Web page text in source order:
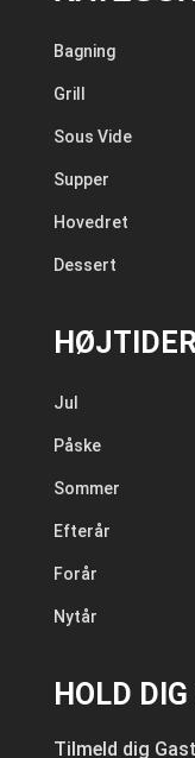
Bagning
Grill
Sous Vide
Supper
Hovedret
Dessert
Jul
Påske
Sommer
Efterår
Forår
Nytår
HOLD
Tilmeld dig